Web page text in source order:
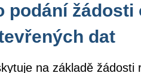
podání
dat
na základě žádosti